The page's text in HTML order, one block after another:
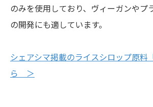
のみを使用しており、ヴィーガンやプ
の開発にも適しています。
シェアシマ掲載のライスシロップ原料
ら ＞